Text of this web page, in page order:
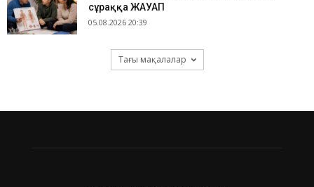
сұраққа ЖАУАП
05.08.2026 20:39
Тағы мақалалар